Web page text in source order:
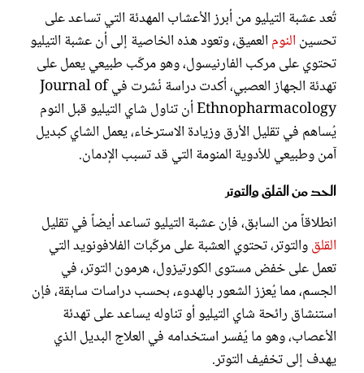
تُعد عشبة التيليو من أبرز الأعشاب المهدئة التي تساعد على
تحسين النوم العميق، وتعود هذه الخاصية إلى أن عشبة التيليو
تحتوي على مركب الفارنيسول، وهو مركّب طبيعي يعمل على
تهدئة الجهاز العصبي، أكدت دراسة نُشرت في Journal of
Ethnopharmacology أن تناول شاي التيليو قبل النوم
يُساهم في تقليل الأرق وزيادة الاسترخاء، يعمل الشاي كبديل
آمن وطبيعي للأدوية المنومة التي قد تسبب الإدمان.
الحد من القلق والتوتر
انطلاقاً من السابق، فإن عشبة التيليو تساعد أيضاً في تقليل
القلقوالتوتر، تحتوي العشبة على مركّبات الفلافونويد التي
تعمل على خفض مستوى الكورتيزول، هرمون التوتر، في
الجسم، مما يُعزز الشعور بالهدوء، بحسب دراسات سابقة، فإن
استنشاق رائحة شاي التيليو أو تناوله يساعد على تهدئة
الأعصاب، وهو ما يُفسر استخدامه في العلاج البديل الذي
يهدف إلى تخفيف التوتر.